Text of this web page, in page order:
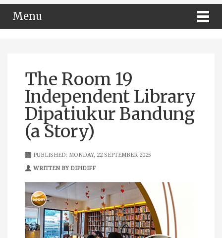
Menu
The Room 19
Independent Library
Dipatiukur Bandung
(a Story)
PUBLISHED: MONDAY, 22 SEPTEMBER 2025
WRITTEN BY DIPIDIFF